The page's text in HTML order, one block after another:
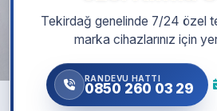
Tekirdağ genelinde 7/24 özel
marka cihazlarınız için
RANDEVU HATTI
0850 260 03 29